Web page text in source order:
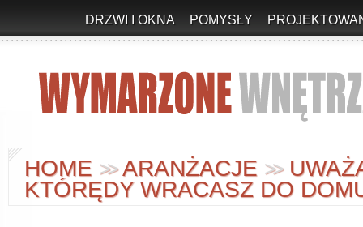
DRZWI I OKNA POMYSŁY
HOME >>ARANŻACJE >>
KTÓRĘDY WRACASZ DO